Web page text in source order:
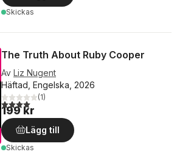
Skickas
The Truth About Ruby Cooper
Av Liz Nugent
Häftad, Engelska, 2026
4,0utav 5 stjärnor. Totalt antal röster:
(1)
199 kr
Lägg till
Skickas